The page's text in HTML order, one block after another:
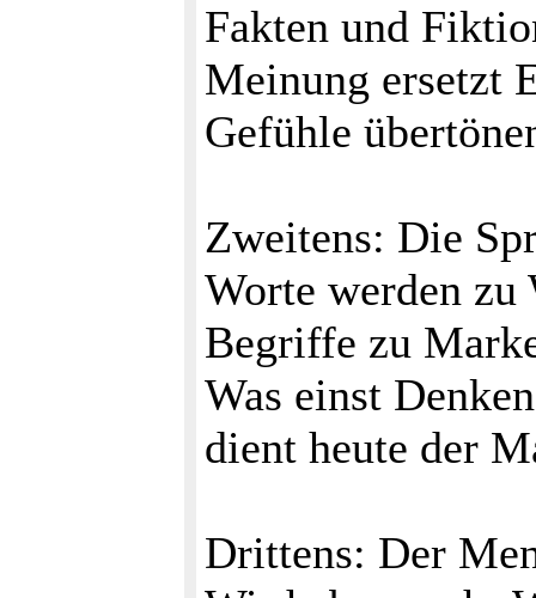
Fakten und
Meinung ersetzt
Gefühle
Zweitens: Die
Worte werden zu
Begriffe zu
Was einst
dient heute der
Drittens: Der